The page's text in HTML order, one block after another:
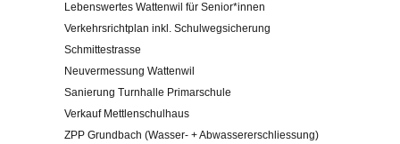
Impressum
Lebenswertes Wattenwil für Senior*innen
Verkehrsrichtplan inkl. Schulwegsicherung
Schmittestrasse
Neuvermessung Wattenwil
Sanierung Turnhalle Primarschule
Verkauf Mettlenschulhaus
ZPP Grundbach (Wasser- + Abwassererschliessung)